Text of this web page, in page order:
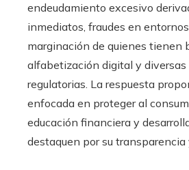
endeudamiento excesivo
inmediatos, fraudes en
marginación de quienes tienen
alfabetización digital y diversas
regulatorias. La respuesta
enfocada en proteger al
educación financiera y
destaquen por su